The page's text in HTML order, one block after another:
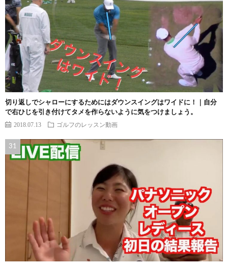
切り返しでシャローにするためにはダウンスイングはワイドに！｜自分
で右ひじを引き付けてタメを作らないように気をつけましょう。
2018.07.13 ゴルフのレッスン動画